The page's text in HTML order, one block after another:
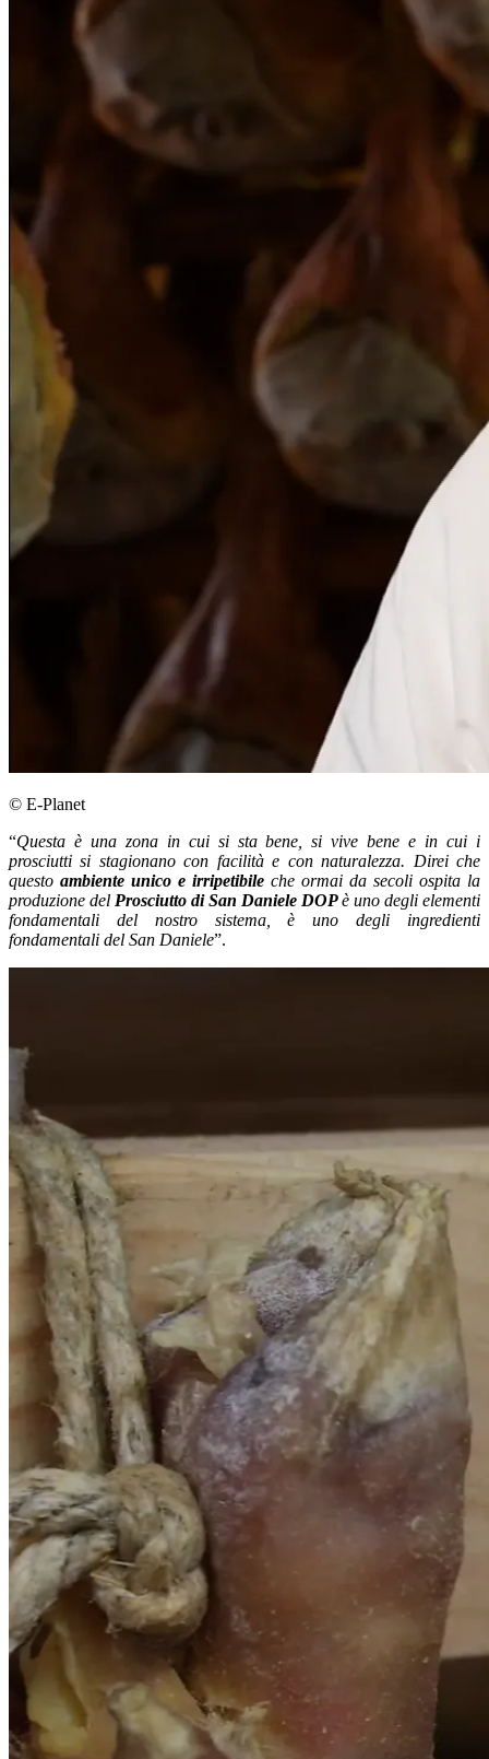
© E-Planet
“Questa è una zona in cui si sta bene, si vive bene e in cui i
prosciutti si stagionano con facilità e con naturalezza. Direi che
questo ambiente unico e irripetibile che ormai da secoli ospita la
produzione del Prosciutto di San Daniele DOPè uno degli elementi
fondamentali del nostro sistema, è uno degli ingredienti
fondamentali del San Daniele”.